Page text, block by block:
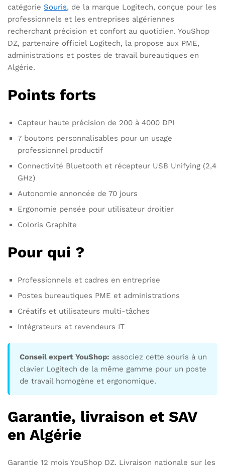
catégorie Souris, de la marque Logitech, conçue pour les
professionnels et les entreprises algériennes
recherchant précision et confort au quotidien. YouShop
DZ, partenaire officiel Logitech, la propose aux PME,
administrations et postes de travail bureautiques en
Algérie.
Points forts
Capteur haute précision de 200 à 4000 DPI
7 boutons personnalisables pour un usage
professionnel productif
Connectivité Bluetooth et récepteur USB Unifying (2,4
GHz)
Autonomie annoncée de 70 jours
Ergonomie pensée pour utilisateur droitier
Coloris Graphite
Pour qui ?
Professionnels et cadres en entreprise
Postes bureautiques PME et administrations
Créatifs et utilisateurs multi-tâches
Intégrateurs et revendeurs IT
Conseil expert YouShop: associez cette souris à un
clavier Logitech de la même gamme pour un poste
de travail homogène et ergonomique.
Garantie, livraison et SAV
en Algérie
Garantie 12 mois YouShop DZ. Livraison nationale sur les